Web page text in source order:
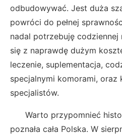
odbudowywać. Jest duża
powróci do pełnej
nadal potrzebuję
się z naprawdę dużym
leczenie, suplementacja,
specjalnymi komorami, oraz
specjalistów.
Warto przypomnieć
poznała cała Polska. W